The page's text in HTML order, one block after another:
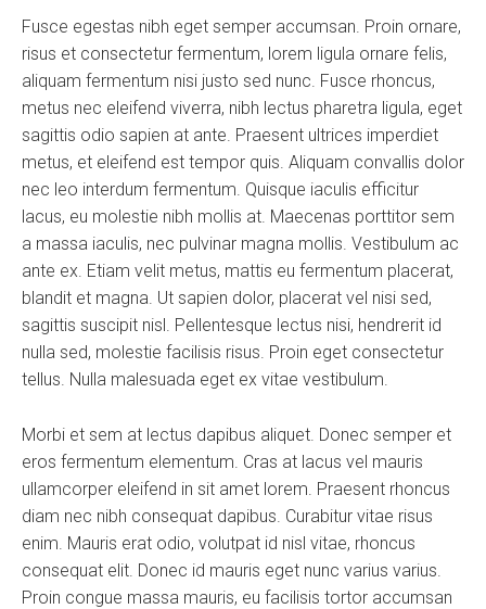
Fusce egestas nibh eget semper accumsan. Proin ornare,
risus et consectetur fermentum, lorem ligula ornare felis,
aliquam fermentum nisi justo sed nunc. Fusce rhoncus,
metus nec eleifend viverra, nibh lectus pharetra ligula, eget
sagittis odio sapien at ante. Praesent ultrices imperdiet
metus, et eleifend est tempor quis. Aliquam convallis dolor
nec leo interdum fermentum. Quisque iaculis efficitur
lacus, eu molestie nibh mollis at. Maecenas porttitor sem
a massa iaculis, nec pulvinar magna mollis. Vestibulum ac
ante ex. Etiam velit metus, mattis eu fermentum placerat,
blandit et magna. Ut sapien dolor, placerat vel nisi sed,
sagittis suscipit nisl. Pellentesque lectus nisi, hendrerit id
nulla sed, molestie facilisis risus. Proin eget consectetur
tellus. Nulla malesuada eget ex vitae vestibulum.
Morbi et sem at lectus dapibus aliquet. Donec semper et
eros fermentum elementum. Cras at lacus vel mauris
ullamcorper eleifend in sit amet lorem. Praesent rhoncus
diam nec nibh consequat dapibus. Curabitur vitae risus
enim. Mauris erat odio, volutpat id nisl vitae, rhoncus
consequat elit. Donec id mauris eget nunc varius varius.
Proin congue massa mauris, eu facilisis tortor accumsan